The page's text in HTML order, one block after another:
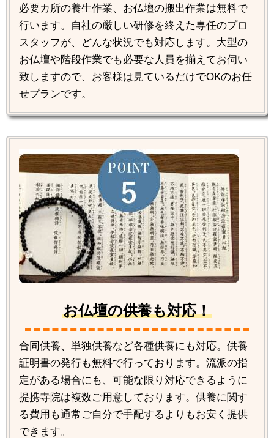
必要カ所の養生作業、お仏壇の搬出作業は無料で
行います。自社の厳しい研修を終えた専任のプロ
スタッフが、どんな状況でも対応します。大型の
お仏壇や階段作業でも必要な人員を揃えてお伺い
致しますので、お客様は見ているだけでOKのお任
せプランです。
お仏壇の供養も対応！
合同供養、単独供養など各種供養にも対応。供養
証明書の発行も無料で行っております。流派の指
定がある場合にも、可能な限り対応できるように
提携寺院は複数ご用意しております。供養に関す
る費用も通常ご自分で手配するよりもお安く提供
できます。